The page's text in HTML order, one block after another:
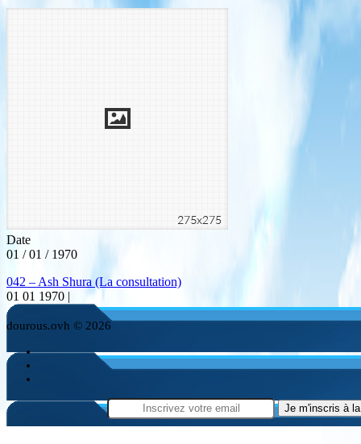
Date
01 / 01 / 1970
042 – Ash Shura (La consultation)
01 01 1970 |
dourous.ovh © 2026